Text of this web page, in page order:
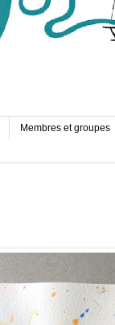
Membres et groupes